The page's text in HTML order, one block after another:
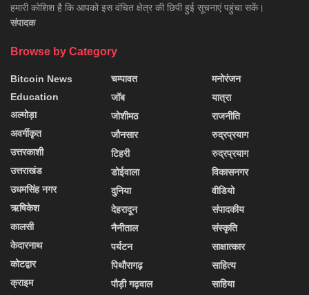
हमारी कोशिश है कि आपको इस वंचित क्षेत्र की छिपी हुई सूचनाएं पहुंचा सकें।
संपादक
Browse by Category
Bitcoin News
Education
अल्मोड़ा
अवर्गीकृत
उत्तरकाशी
उत्तराखंड
उधमसिंह नगर
ऋषिकेश
कालसी
केदारनाथ
कोटद्वार
क्राइम
चम्पावत
जॉब
जोशीमठ
जौनसार
टिहरी
डोईवाला
दुनिया
देहरादून
नैनीताल
पर्यटन
पिथौरागढ़
पौड़ी गढ़वाल
मनोरंजन
यात्रा
राजनीति
रुद्रप्रयाग
रुद्रप्रयाग
विकासनगर
वीडियो
संपादकीय
संस्कृति
साक्षात्कार
साहित्य
साहिया